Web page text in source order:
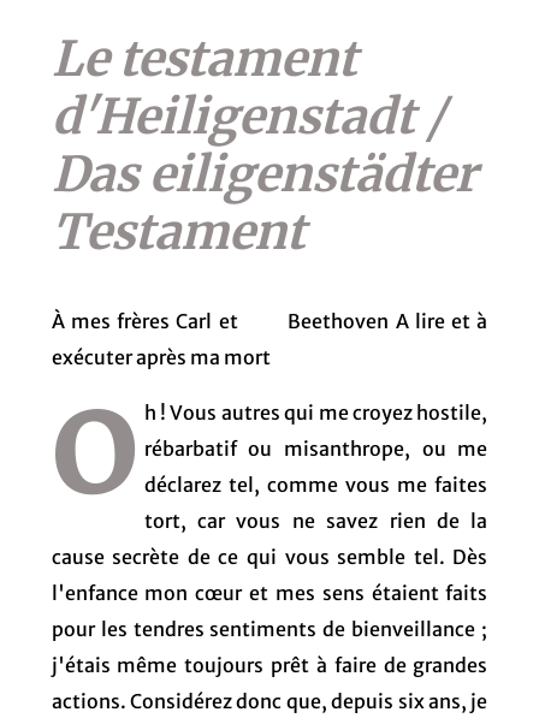
Le testament
d'Heiligenstadt /
Das eiligenstädter
Testament
À mes frères Carl et Beethoven A lire et à
exécuter après ma mort
O h ! Vous autres qui me croyez hostile,
rébarbatif ou misanthrope, ou me
déclarez tel, comme vous me faites
tort, car vous ne savez rien de la
cause secrète de ce qui vous semble tel. Dès
l'enfance mon cœur et mes sens étaient faits
pour les tendres sentiments de bienveillance ;
j'étais même toujours prêt à faire de grandes
actions. Considérez donc que, depuis six ans, je